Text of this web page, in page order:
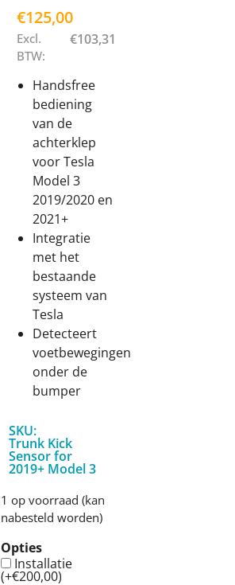
€125,00
Excl.
BTW:
€103,31
Handsfree
bediening
van de
achterklep
voor Tesla
Model 3
2019/2020 en
2021+
Integratie
met het
bestaande
systeem van
Tesla
Detecteert
voetbewegingen
onder de
bumper
SKU:
Trunk Kick
Sensor for
2019+ Model 3
1 op voorraad (kan
nabesteld worden)
Opties
Installatie
(+€200,00)